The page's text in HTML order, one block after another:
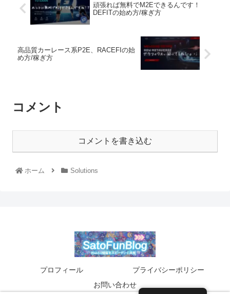
頑張れば無料でM2Eできるんです！
DEFITの始め方/稼ぎ方
高品質カーレース系P2E、RACEFIの始
め方/稼ぎ方
コメント
コメントを書き込む
ホーム Solutions
プロフィール
プライバシーポリシー
お問い合わせ